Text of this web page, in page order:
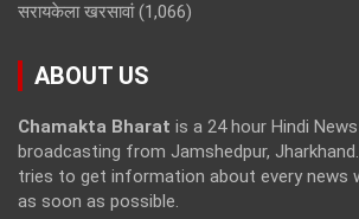
सरायकेला खरसावां(1,066)
ABOUT US
Chamakta Bharat is a 24 hour Hindi
broadcasting from Jamshedpur,
tries to get information about every news
as soon as possible.